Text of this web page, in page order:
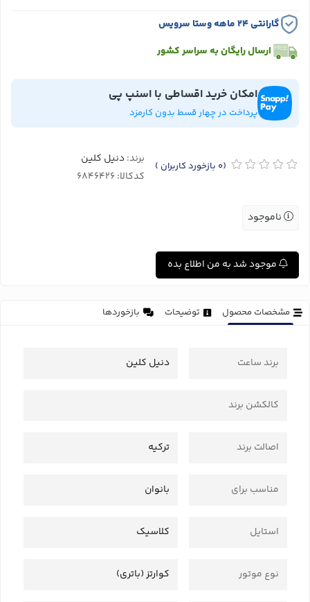
گارانتی ۲۴ ماهه وستا سرویس
ارسال رایگان به سراسر کشور
امکان خرید اقساطی با اسنپ پی
پرداخت در چهار قسط بدون کارمزد
(0 بازخورد کاربران ) برند:دنیل کلین
کدکالا:
ناموجود
موجود شد به من اطلاع بده
مشخصات محصول توضیحات بازخوردها
برند ساعت دنیل کلین
کالکشن برند
اصالت برند ترکیه
مناسب برای بانوان
استایل کلاسیک
نوع موتور کوارتز (باتری)